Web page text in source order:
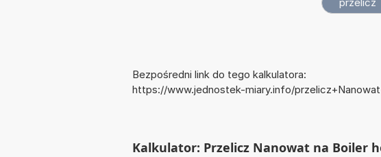
Bezpośredni link do tego kalkulatora:
https://www.jednostek-miary.info/
Kalkulator: Przelicz Nanowat na Boiler